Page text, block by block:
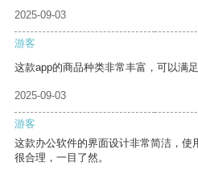
2025-09-03
游客
这款app的商品种类非常丰富，可以满
2025-09-03
游客
这款办公软件的界面设计非常简洁，使
很合理，一目了然。